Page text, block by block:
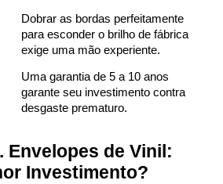
Dobrar as bordas perfeitamente
para esconder o brilho de fábrica
exige uma mão experiente.
Uma garantia de 5 a 10 anos
garante seu investimento contra
desgaste prematuro.
Envelopes de Vinil:
Investimento?